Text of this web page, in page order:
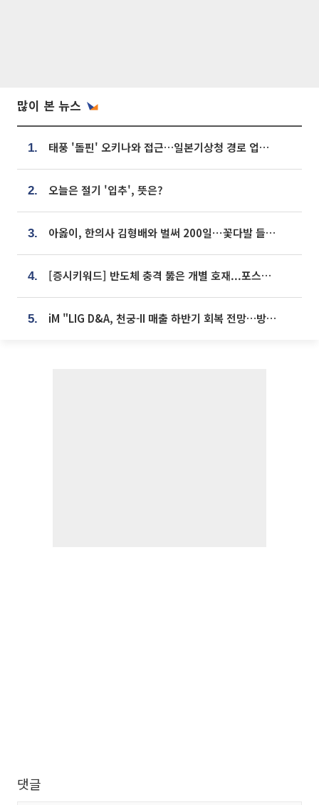
많이 본 뉴스
1. 태풍 '돌핀' 오키나와 접근…일본기상청 경로 업데이트
2. 오늘은 절기 '입추', 뜻은?
3. 아옳이, 한의사 김형배와 벌써 200일⋯꽃다발 들고 "프러포즈 아냐"
4. [증시키워드] 반도체 충격 뚫은 개별 호재...포스코퓨처엠·에코프로·한화솔루션 '눈길'
5. iM "LIG D&A, 천궁-II 매출 하반기 회복 전망…방산 톱픽 유지"
댓글